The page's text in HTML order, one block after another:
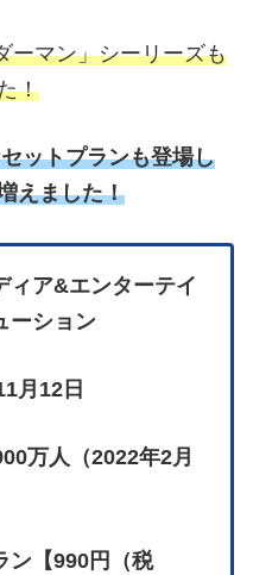
ーマン」シーリーズも
！
ットプランも登場し
えました！
ィア&エンターテイ
ーション
月12日
万人（2022年2月
ン【990円（税